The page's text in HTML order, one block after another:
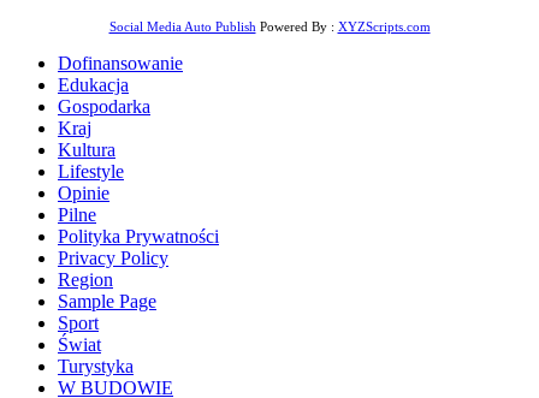
Social Media Auto Publish Powered By : XYZScripts.com
Dofinansowanie
Edukacja
Gospodarka
Kraj
Kultura
Lifestyle
Opinie
Pilne
Polityka Prywatności
Privacy Policy
Region
Sample Page
Sport
Świat
Turystyka
W BUDOWIE